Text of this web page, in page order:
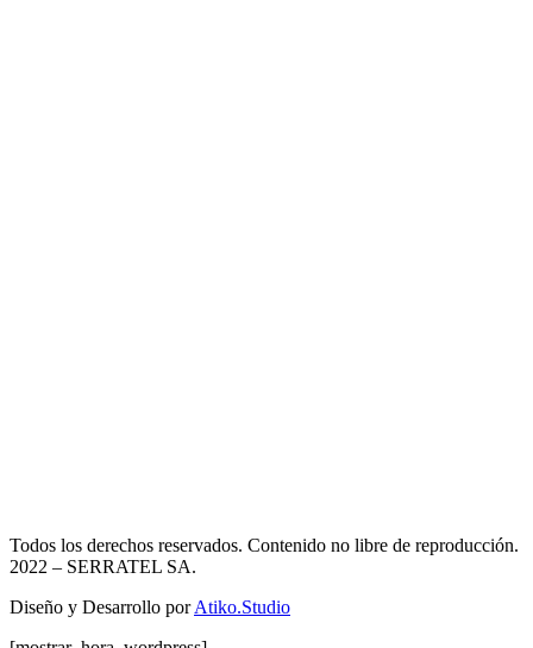
Todos los derechos reservados. Contenido no libre de reproducción.
2022 – SERRATEL SA.
Diseño y Desarrollo porAtiko.Studio